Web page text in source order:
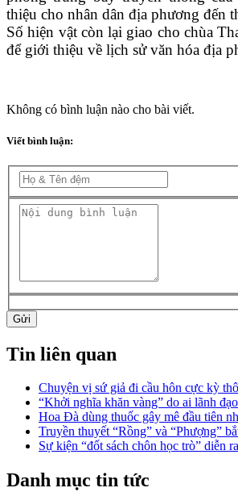
thiệu cho nhân dân địa phương đến
Số hiện vật còn lại giao cho chùa
để giới thiệu về lịch sử văn hóa địa
Không có bình luận nào cho bài viết.
Viết bình luận:
Gửi
Tin liên quan
Chuyện vị sứ giả đi cầu hôn cực kỳ
“Khởi nghĩa khăn vàng” do ai lãnh
Hoa Đà dùng thuốc gây mê đầu tiên
Truyền thuyết “Rồng” và “Phượng”
Sự kiện “đốt sách chôn học trò” diễn
Danh mục tin tức